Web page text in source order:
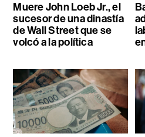
Muere John Loeb Jr., el
sucesor de una dinastía
de Wall Street que se
volcó a la política